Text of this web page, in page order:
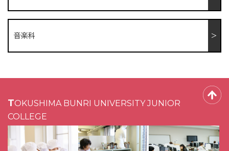
音楽科
TOKUSHIMA BUNRI UNIVERSITY JUNIOR
COLLEGE